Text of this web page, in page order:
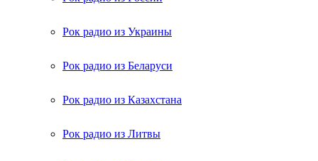
Рок радио из Украины
Рок радио из Беларуси
Рок радио из Казахстана
Рок радио из Литвы